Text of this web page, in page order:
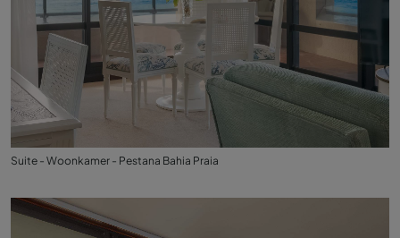
Suite - Woonkamer - Pestana Bahia Praia